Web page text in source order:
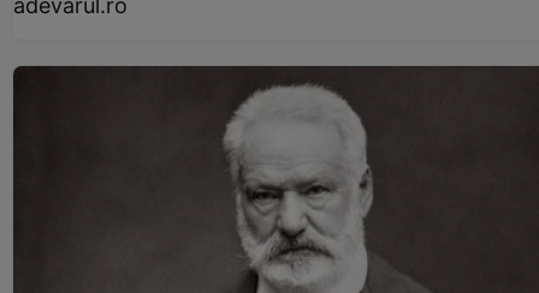
adevarul.ro